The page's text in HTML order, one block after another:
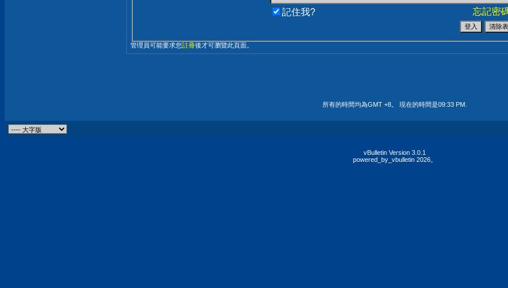
忘記密
記住我?
管理員可能要求您註冊後才可瀏覽此頁面。
所有的時間均為GMT +8。 現在的時間是09:33 PM
vBulletin Version 3.0.1
powered_by_vbulletin 2026。